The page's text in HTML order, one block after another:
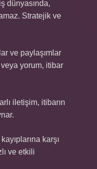
dünyasında,
Stratejik ve
ve paylaşımlar
yorum, itibar
iletişim, itibarın
karşı
ve etkili